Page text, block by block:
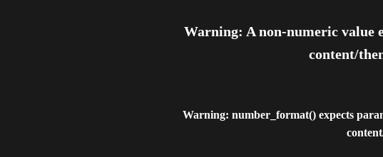
Warning: A non-numeric value
content/
Warning: number_format() expects